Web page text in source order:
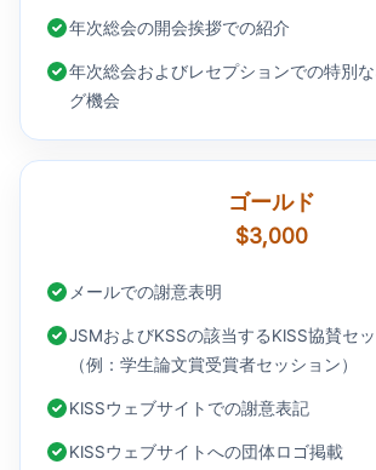
年次総会の開会挨拶での紹介
年次総会およびレセプションでの特別
グ機会
ゴールド
$3,000
メールでの謝意表明
JSMおよびKSSの該当するKISS協賛セ
（例：学生論文賞受賞者セッション）
KISSウェブサイトでの謝意表記
KISSウェブサイトへの団体ロゴ掲載